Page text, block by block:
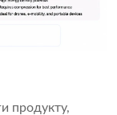
продукту,